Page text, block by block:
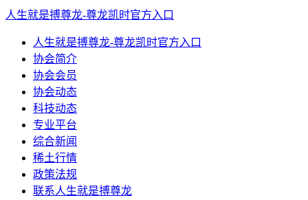
人生就是搏尊龙-尊龙凯时官方入口
人生就是搏尊龙-尊龙凯时官方入口
协会简介
协会会员
协会动态
科技动态
专业平台
综合新闻
稀土行情
政策法规
联系人生就是搏尊龙